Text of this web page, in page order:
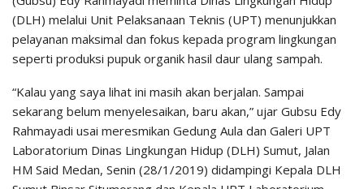
(DLH) melalui Unit Pelaksanaan Teknis (UPT) menunjukkan
pelayanan maksimal dan fokus kepada program lingkungan
seperti produksi pupuk organik hasil daur ulang sampah.
“Kalau yang saya lihat ini masih akan berjalan. Sampai
sekarang belum menyelesaikan, baru akan,” ujar Gubsu Edy
Rahmayadi usai meresmikan Gedung Aula dan Galeri UPT
Laboratorium Dinas Lingkungan Hidup (DLH) Sumut, Jalan
HM Said Medan, Senin (28/1/2019) didampingi Kepala DLH